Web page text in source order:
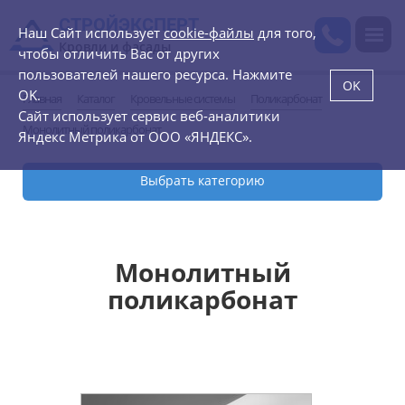
СТРОЙЭКСПЕРТ
Кровли и фасады
Главная
Монолитный поликарбонат
Выбрать категорию
Профилированный лист
Монолитный
поликарбонат
Наш Сайт использует cookie-файлы для того,
чтобы отличить Вас от других
пользователей нашего ресурса. Нажмите
OK.
Сайт использует сервис веб-аналитики
Яндекс Метрика от ООО «ЯНДЕКС».
OK